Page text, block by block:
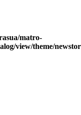
matro-
view/theme/